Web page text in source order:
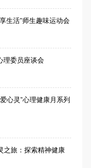
生活”师生趣味运动会
理委员座谈会
心灵”心理健康月系列
之旅：探索精神健康